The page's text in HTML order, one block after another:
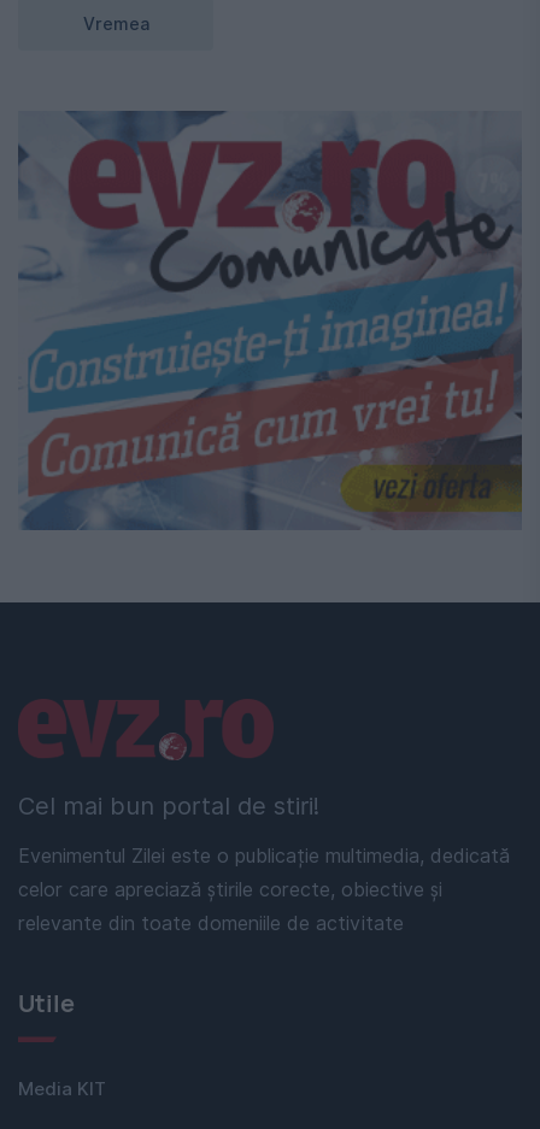
Vremea
Cel mai bun portal de stiri!
Evenimentul Zilei este o publicație multimedia, dedicată
celor care apreciază știrile corecte, obiective și
relevante din toate domeniile de activitate
Linkuri utile
Utile
Media KIT